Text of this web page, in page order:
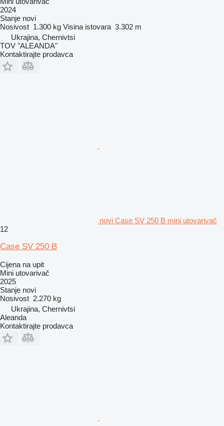
2024
Stanje novi
Nosivost 1.300 kg Visina istovara 3.302 m
Ukrajina, Chernivtsi
TOV "ALEANDA"
Kontaktirajte prodavca
novi Case SV 250 B mini utovarivač
12
Case SV 250 B
Cijena na upit
Mini utovarivač
2025
Stanje novi
Nosivost 2.270 kg
Ukrajina, Chernivtsi
Aleanda
Kontaktirajte prodavca